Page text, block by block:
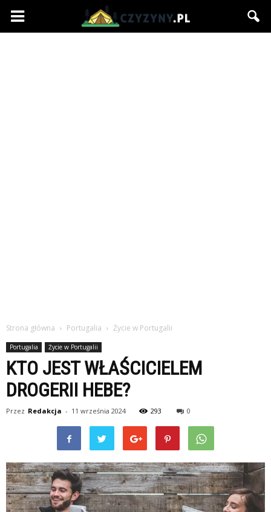
Czyzyny.pl
Strona główna Portugalia Życie w Portugalii
Portugalia Życie w Portugalii
KTO JEST WŁAŚCICIELEM
DROGERII HEBE?
Przez Redakcja - 11 września 2024 293 0